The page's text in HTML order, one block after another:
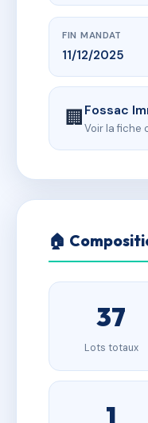
FIN MANDAT
11/12/2025
🏢Fossac
Voir la fiche
🏠
37
Lots totaux
1